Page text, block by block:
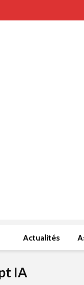
Actualités
IA